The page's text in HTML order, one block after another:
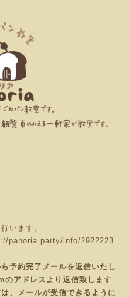
います。
panoria.party/info/2922223
予約完了メールを返信いたし
アドレスより返信致します
、メールが受信できるように